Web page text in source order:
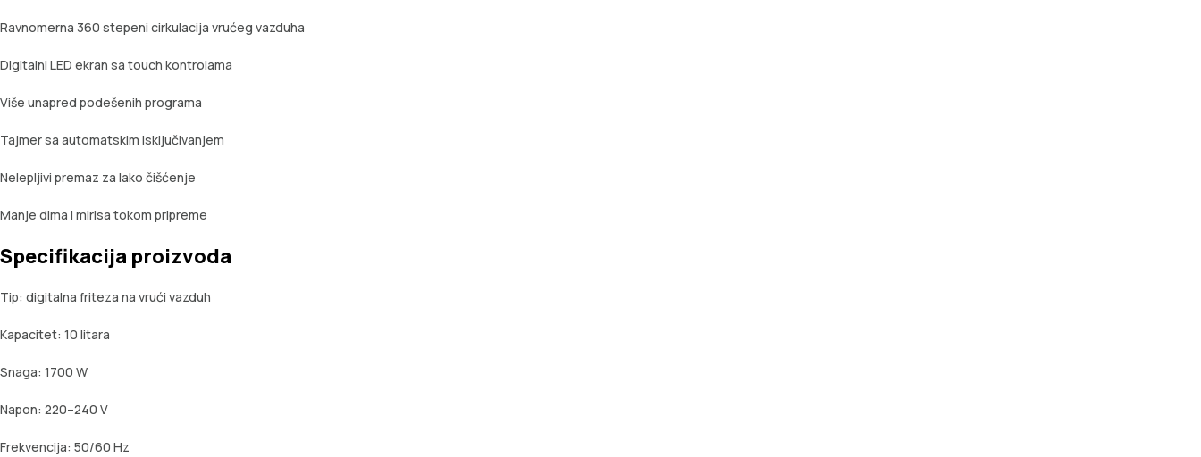
Ravnomerna 360 stepeni cirkulacija vrućeg vazduha
Digitalni LED ekran sa touch kontrolama
Više unapred podešenih programa
Tajmer sa automatskim isključivanjem
Nelepljivi premaz za lako čišćenje
Manje dima i mirisa tokom pripreme
Specifikacija proizvoda
Tip: digitalna friteza na vrući vazduh
Kapacitet: 10 litara
Snaga: 1700 W
Napon: 220–240 V
Frekvencija: 50/60 Hz